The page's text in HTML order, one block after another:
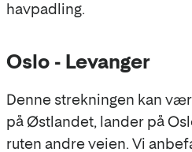
havpadling.
Oslo - Levanger
Denne strekningen kan
på Østlandet, lander på
ruten andre veien. Vi